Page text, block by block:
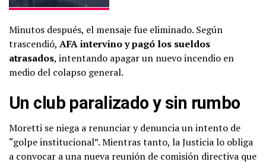
Minutos después, el mensaje fue eliminado. Según
trascendió, AFA intervino y pagó los sueldos
atrasados, intentando apagar un nuevo incendio en
medio del colapso general.
Un club paralizado y sin rumbo
Moretti se niega a renunciar y denuncia un intento de
“golpe institucional”. Mientras tanto, la Justicia lo obliga
a convocar a una nueva reunión de comisión directiva que